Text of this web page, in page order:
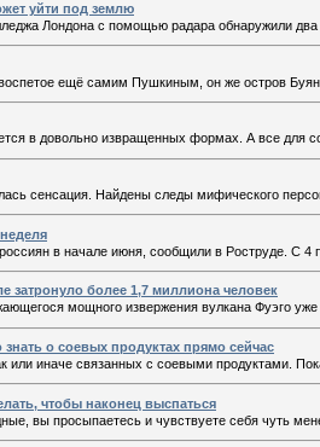
уйти под землю
Лондона с помощью радара обнаружили
ещё самим Пушкиным, он же остров
в довольно извращенных формах. А все для
сенсация. Найдены следы мифического
в начале июня, сообщили в Роструде. С 4
затронуло более 1,7 миллиона человек
мощного извержения вулкана Фуэго
о соевых продуктах прямо сейчас
иначе связанных с соевыми продуктами.
чтобы наконец выспаться
вы просыпаетесь и чувствуете себя чуть